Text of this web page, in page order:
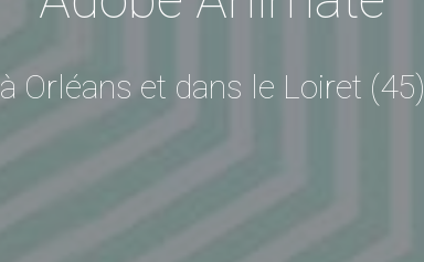
à Orléans et dans le Loiret (45)